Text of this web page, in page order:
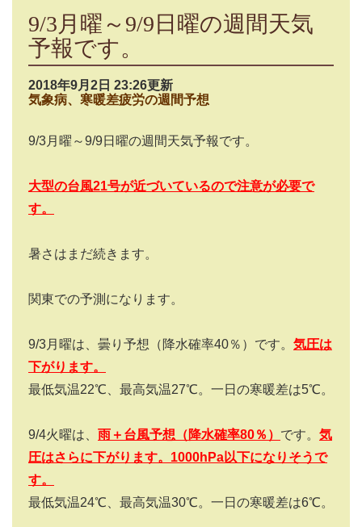
9/3月曜～9/9日曜の週間天気
予報です。
2018年9月2日 23:26更新
気象病、寒暖差疲労の週間予想
9/3月曜～9/9日曜の週間天気予報です。
大型の台風21号が近づいているので注意が必要で
す。
暑さはまだ続きます。
関東での予測になります。
9/3月曜は、曇り予想（降水確率40％）です。 気圧は
下がります。
最低気温22℃、最高気温27℃。一日の寒暖差は5℃。
9/4火曜は、 雨＋ 台風予想（降水確率80％） です。 気
圧はさらに下がります。1000hPa以下になりそうで
す。
最低気温24℃、最高気温30℃。一日の寒暖差は6℃。